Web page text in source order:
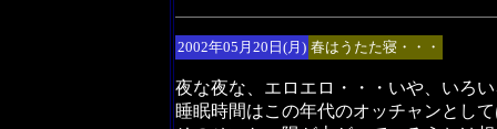
2002年05月20日(月) 春はうたた寝・・・
夜な夜な、エロエロ・・・いや、いろ
睡眠時間はこの年代のオッチャンとし